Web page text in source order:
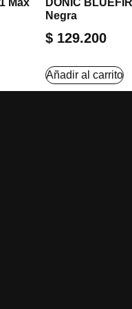
Negra
$ 129.200
Añadir al carrito